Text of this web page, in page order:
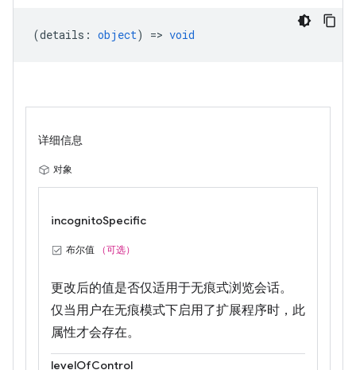
(details : object) => void
详细信息
对象
incognitoSpecific
布尔值 （可选）
更改后的值是否仅适用于无痕式浏览会话。
仅当用户在无痕模式下启用了扩展程序时，此
属性才会存在。
levelOfControl